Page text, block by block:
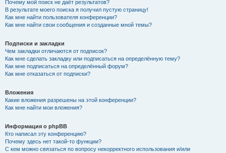
Почему мой поиск не даёт результатов?
В результате моего поиска я получил пустую страницу!
Как мне найти пользователя конференции?
Как мне найти свои сообщения и созданные мной темы?
Подписки и закладки
Чем закладки отличаются от подписок?
Как мне сделать закладку или подписаться на определённую тему?
Как мне подписаться на определённый форум?
Как мне отказаться от подписки?
Вложения
Какие вложения разрешены на этой конференции?
Как мне найти мои вложения?
Информация о phpBB
Кто написал эту конференцию?
Почему здесь нет такой-то функции?
С кем можно связаться по вопросу некорректного использования и/или